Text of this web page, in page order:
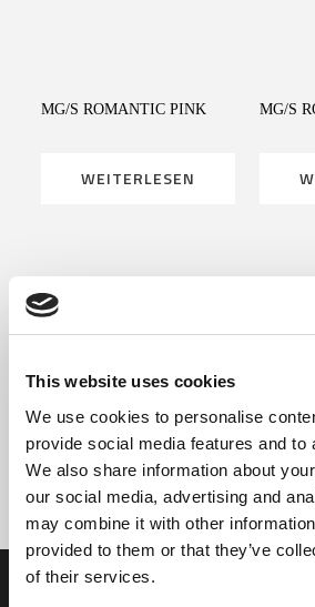
This website uses cookies
We use cookies to personalise
provide social media features and to
We also share information about
our social media, advertising and
may combine it with other
provided to them or that they’ve
of their services.
MG/S ROMANTIC PINK
WEITERLESEN
MG/S
WEITERLESEN